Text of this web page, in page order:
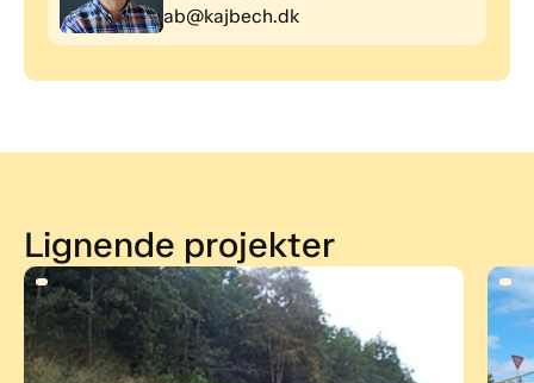
ab@kajbech.dk
Lignende projekter